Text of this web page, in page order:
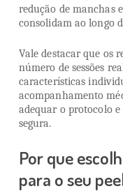
redução de manchas
consolidam ao longo
Vale destacar que os
número de sessões
características
acompanhamento
adequar o protocolo
segura.
Por que
para o seu